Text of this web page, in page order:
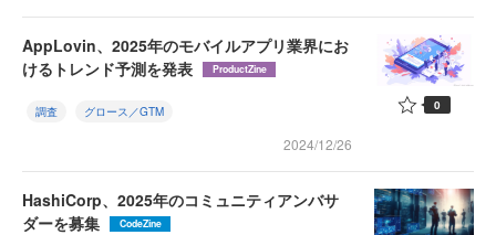
AppLovin、2025年のモバイルアプリ業界にお
けるトレンド予測を発表
ProductZine
調査 グロース／GTM
2024/12/26
0
HashiCorp、2025年のコミュニティアンバサ
ダーを募集
CodeZine